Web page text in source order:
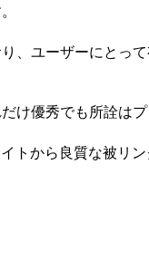
、ユーザーにとっ
け優秀でも所詮はプ
から良質な被リ